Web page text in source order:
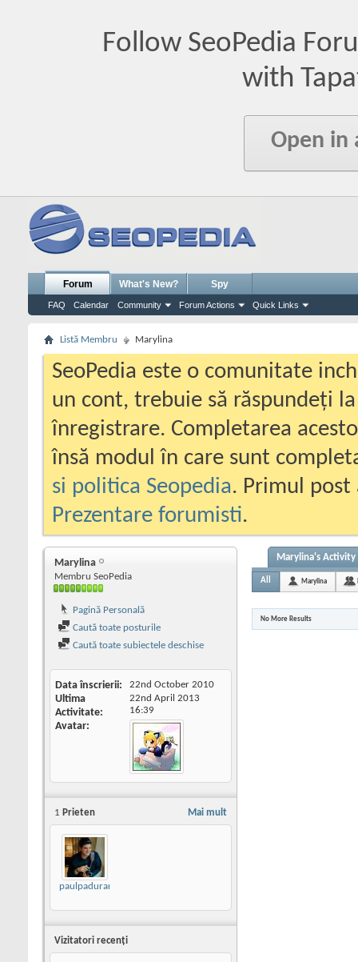
Follow SeoPedia
with
Open in
Forum
FAQ Calendar Community Forum Actions Quick Links
What's New? Spy
Listă Membru Marylina
SeoPedia este o comunitate
un cont, trebuie să răspundeți
înregistrare. Completarea
însă modul în care sunt
si politica Seopedia. Primul
Prezentare forumisti.
Marylina
Membru SeoPedia
Pagină Personală
Caută toate posturile
Caută toate subiectele deschise
Data înscrierii 22nd October 2010
Ultima
Activitate
22nd April 2013
16:39
Avatar
Mai mult
1 Prieten
paulpadurariu
Vizitatori recenţi
Marylina's Activity
All Marylina
No More Results